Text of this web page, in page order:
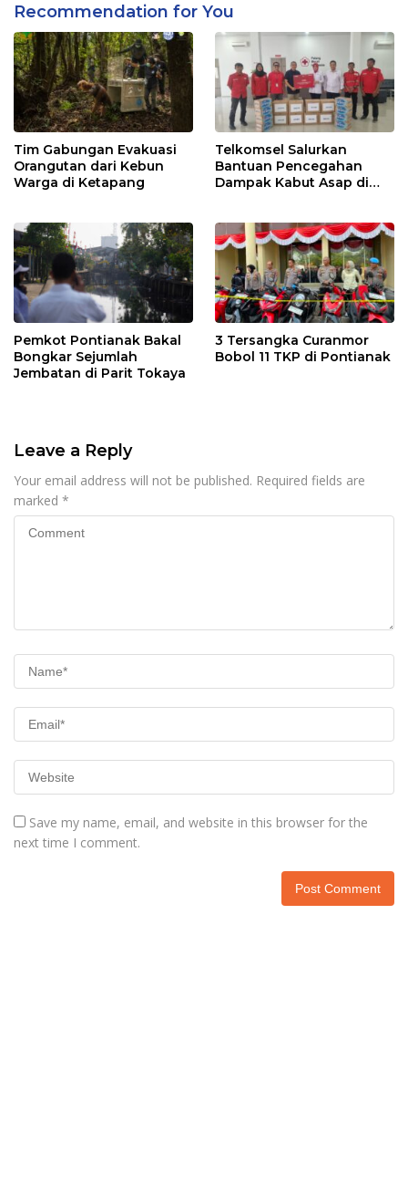
Recommendation for You
Tim Gabungan Evakuasi
Orangutan dari Kebun
Warga di Ketapang
Telkomsel Salurkan
Bantuan Pencegahan
Dampak Kabut Asap di
Pemkot Pontianak Bakal
Bongkar Sejumlah
Jembatan di Parit Tokaya
3 Tersangka Curanmor
Bobol 11 TKP di Pontianak
Leave a Reply
Your email address will not be published. Required fields are
marked *
Save my name, email, and website in this browser for the
next time I comment.